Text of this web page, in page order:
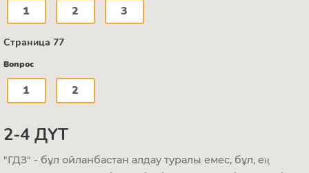
1 2 3
Страница 77
Вопрос
1 2
2-4 ДҮТ
"ГДЗ" - бұл ойланбастан алдау туралы емес, бұл, ең